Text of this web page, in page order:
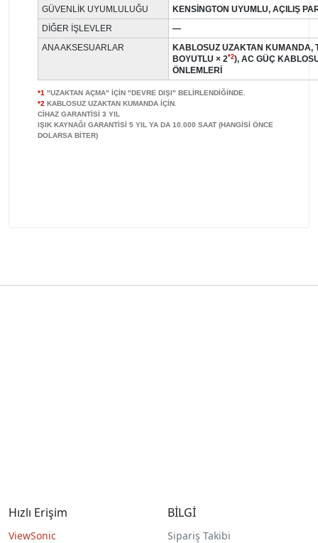
GÜVENLIK UYUMLULUĞU
KENSINGTON UYUMLU, AÇILIŞ
DIĞER IŞLEVLER
—
ANA AKSESUARLAR
KABLOSUZ UZAKTAN KUMANDA,
BOYUTLU × 2*2), AC GÜÇ
ÖNLEMLERI
*1 "UZAKTAN AÇMA" IÇIN "DEVRE DIŞI" BELIRLENDIĞINDE.
*2 KABLOSUZ UZAKTAN KUMANDA IÇIN.
CIHAZ GARANTISI 3 YIL
IŞIK KAYNAĞI GARANTISI 5 YIL YA DA 10.000 SAAT (HANGİSİ ÖNCE
DOLARSA BİTER)
Hızlı Erişim
ViewSonic
BİLGİ
Sipariş Takibi